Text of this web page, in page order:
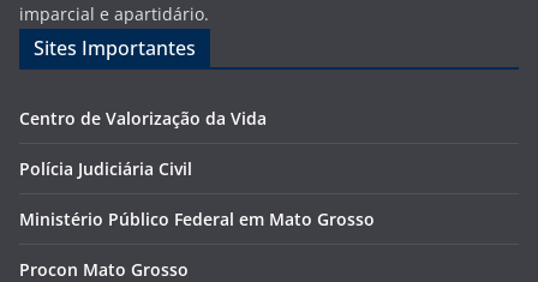
imparcial e apartidário.
Sites Importantes
Centro de Valorização da Vida
Polícia Judiciária Civil
Ministério Público Federal em Mato Grosso
Procon Mato Grosso